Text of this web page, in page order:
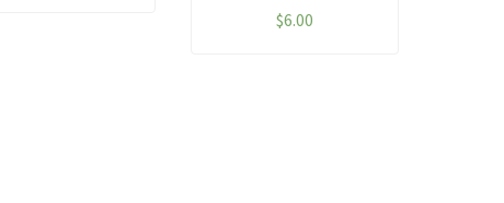
$6.00